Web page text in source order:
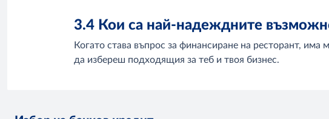
3.4 Кои са най-надеждните
Когато става въпрос за финансиране на ресторант,
да избереш подходящия за теб и твоя бизнес.